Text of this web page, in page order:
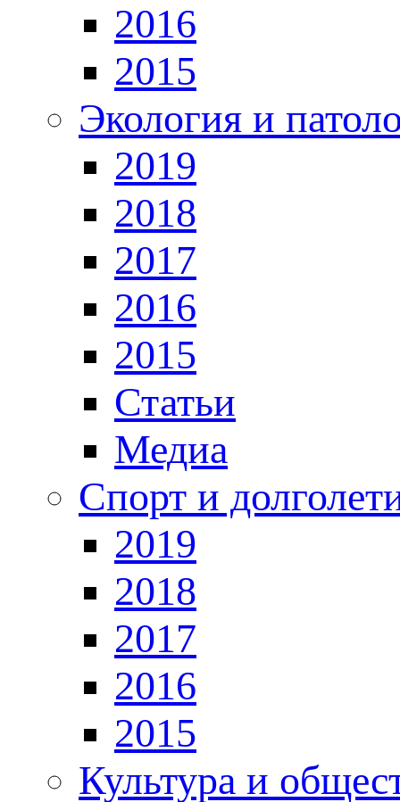
2016
2015
Экология и
2019
2018
2017
2016
2015
Статьи
Медиа
Спорт и
2019
2018
2017
2016
2015
Культура и